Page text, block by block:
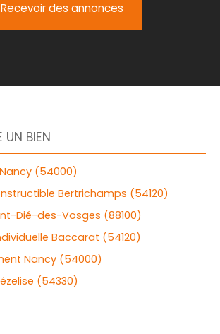
Recevoir des annonces
UN BIEN
(54000)
Bertrichamps (54120)
Dié-des-Vosges (88100)
Baccarat (54120)
Nancy (54000)
(54330)